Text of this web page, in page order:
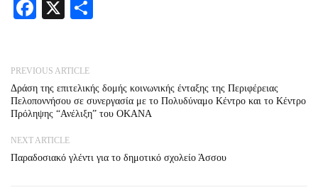
Facebook
X
PREVIOUS ARTICLE
Δράση της επιτελικής δομής κοινωνικής ένταξης της Περιφέρειας
Πελοποννήσου σε συνεργασία με το Πολυδύναμο Κέντρο και το Κέντρο
Πρόληψης “Ανέλιξη” του ΟΚΑΝΑ
NEXT ARTICLE
Παραδοσιακό γλέντι για το δημοτικό σχολείο Άσσου